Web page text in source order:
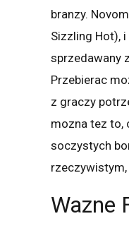
branzy.
Sizzling Hot),
sprzedawany
Przebierac
z graczy
mozna tez to,
soczystych
Wazne